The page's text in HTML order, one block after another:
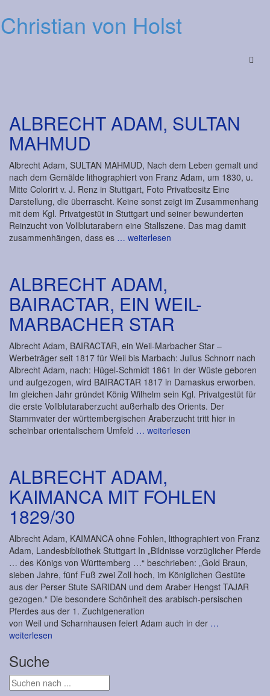
Christian von Holst
Menu
ALBRECHT ADAM, SULTAN
MAHMUD
Albrecht Adam, SULTAN MAHMUD, Nach dem Leben gemalt und
nach dem Gemälde lithographiert von Franz Adam, um 1830, u.
Mitte Colorirt v. J. Renz in Stuttgart, Foto Privatbesitz Eine
Darstellung, die überrascht. Keine sonst zeigt im Zusammenhang
mit dem Kgl. Privatgestüt in Stuttgart und seiner bewunderten
Reinzucht von Vollblutarabern eine Stallszene. Das mag damit
zusammenhängen, dass es … weiterlesen
ALBRECHT ADAM,
BAIRACTAR, EIN WEIL-
MARBACHER STAR
Albrecht Adam, BAIRACTAR, ein Weil-Marbacher Star –
Werbeträger seit 1817 für Weil bis Marbach: Julius Schnorr nach
Albrecht Adam, nach: Hügel-Schmidt 1861 In der Wüste geboren
und aufgezogen, wird BAIRACTAR 1817 in Damaskus erworben.
Im gleichen Jahr gründet König Wilhelm sein Kgl. Privatgestüt für
die erste Vollblutaraberzucht außerhalb des Orients. Der
Stammvater der württembergischen Araberzucht tritt hier in
scheinbar orientalischem Umfeld … weiterlesen
ALBRECHT ADAM,
KAIMANCA MIT FOHLEN
1829/30
Albrecht Adam, KAIMANCA ohne Fohlen, lithographiert von Franz
Adam, Landesbibliothek Stuttgart In „Bildnisse vorzüglicher Pferde
… des Königs von Württemberg …“ beschrieben: „Gold Braun,
sieben Jahre, fünf Fuß zwei Zoll hoch, im Königlichen Gestüte
aus der Perser Stute SARIDAN und dem Araber Hengst TAJAR
gezogen.“ Die besondere Schönheit des arabisch-persischen
Pferdes aus der 1. Zuchtgeneration
von Weil und Scharnhausen feiert Adam auch in der …
weiterlesen
Suche